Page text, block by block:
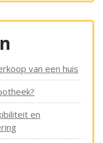
van een huis
en